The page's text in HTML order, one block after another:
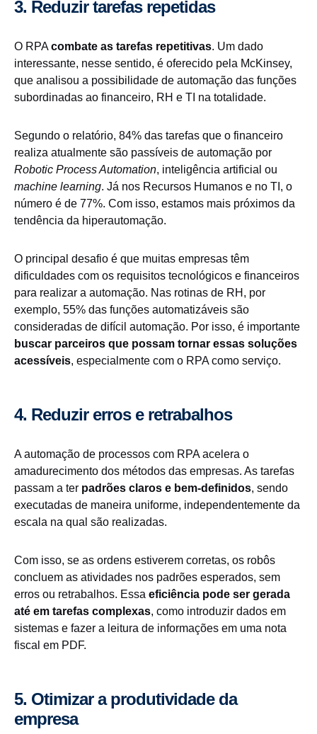
3. Reduzir tarefas repetidas
O RPAcombate as tarefas repetitivas. Um dado
interessante, nesse sentido, é oferecido pela McKinsey,
que analisou a possibilidade de automação das funções
subordinadas ao financeiro, RH e TI na totalidade.
Segundo o relatório, 84% das tarefas que o financeiro
realiza atualmente são passíveis de automação por
Robotic Process Automation, inteligência artificial ou
machine learning. Já nos Recursos Humanos e no TI, o
número é de 77%. Com isso, estamos mais próximos da
tendência da hiperautomação.
O principal desafio é que muitas empresas têm
dificuldades com os requisitos tecnológicos e financeiros
para realizar a automação. Nas rotinas de RH, por
exemplo, 55% das funções automatizáveis são
consideradas de difícil automação. Por isso, é importante
buscar parceiros que possam tornar essas soluções
acessíveis, especialmente com o RPA como serviço.
4. Reduzir erros e retrabalhos
A automação de processos com RPA acelera o
amadurecimento dos métodos das empresas. As tarefas
passam a ter padrões claros e bem-definidos, sendo
executadas de maneira uniforme, independentemente da
escala na qual são realizadas.
Com isso, se as ordens estiverem corretas, os robôs
concluem as atividades nos padrões esperados, sem
erros ou retrabalhos. Essa eficiência pode ser gerada
até em tarefas complexas, como introduzir dados em
sistemas e fazer a leitura de informações em uma nota
fiscal em PDF.
5. Otimizar a produtividade da
empresa